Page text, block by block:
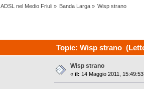
ADSL nel Medio Friuli» Banda Larga» Wisp strano
Topic: Wisp strano
Wisp strano
« il: 14 Maggio 2011,